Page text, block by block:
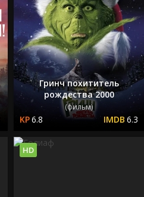
Гринч похититель
рождества 2000
(фильм)
6.8 6.3
HD